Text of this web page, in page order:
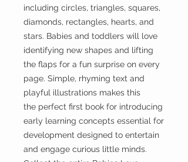
including circles, triangles, squares,
diamonds, rectangles, hearts, and
stars. Babies and toddlers will love
identifying new shapes and lifting
the flaps for a fun surprise on every
page. Simple, rhyming text and
playful illustrations makes this
the perfect first book for introducing
early learning concepts essential for
development designed to entertain
and engage curious little minds.